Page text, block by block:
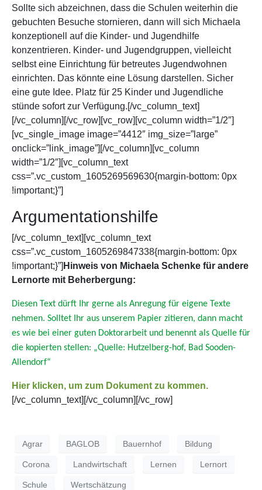
Sollte sich abzeichnen, dass die Schulen weiterhin die
gebuchten Besuche stornieren, dann will sich Michaela
konzeptionell auf die Kinder- und Jugendhilfe
konzentrieren. Kinder- und Jugendgruppen, vielleicht
selbst eine Einrichtung für betreutes Jugendwohnen
einrichten. Das könnte eine Lösung darstellen. Sicher
eine gute Idee. Platz für 25 Kinder und Jugendliche
stünde sofort zur Verfügung.[/vc_column_text]
[/vc_column][/vc_row][vc_row][vc_column width=”1/2″]
[vc_single_image image=”4412″ img_size=”large”
onclick=”link_image”][/vc_column][vc_column
width=”1/2″][vc_column_text
css=”.vc_custom_1605269569630{margin-bottom: 0px
!important;}”]
Argumentationshilfe
[/vc_column_text][vc_column_text
css=”.vc_custom_1605269847338{margin-bottom: 0px
!important;}”] Hinweis von Michaela Schenke für andere
Lernorte mit Beherbergung:
Diesen Text dürft Ihr gerne als Anregung für eigene Texte
nehmen. Solltet Ihr aus unserem Papier zitieren, dann macht
es wie bei einer guten Doktorarbeit und benennt als Quelle für
die kopierten stellen: „Quelle: Hutzelberg-hof, Bad Sooden-
Allendorf“
Hier klicken, um zum Dokument zu kommen.
[/vc_column_text][/vc_column][/vc_row]
Agrar BAGLOB Bauernhof Bildung
Corona Landwirtschaft Lernen Lernort
Schule Wertschätzung